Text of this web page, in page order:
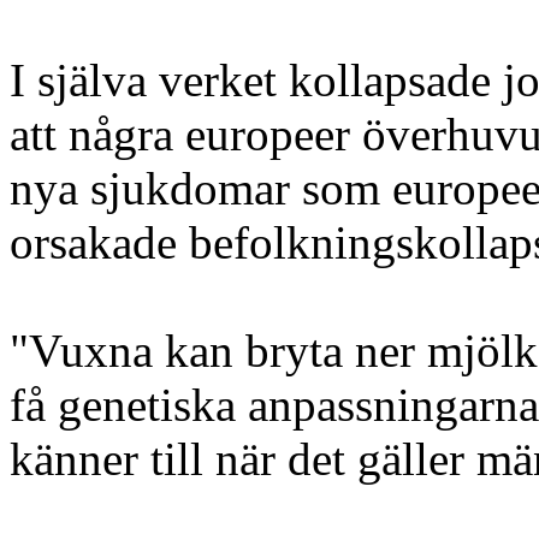
I själva verket kollapsade
att några europeer
nya sjukdomar som
orsakade
"Vuxna kan bryta ner
få genetiska
känner till när det gäller